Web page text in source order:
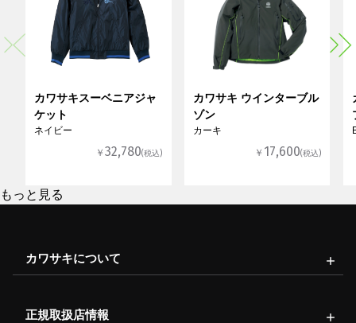
カワサキスーベニアジャ
ケット
ネイビー
￥32,780(税込)
カワサキ ウインターブル
ゾン
カーキ
￥ 17,600(税込)
もっと見る
カワサキについて
正規取扱店情報